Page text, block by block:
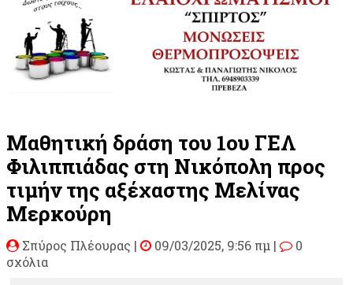
Μαθητική δράση του 1ου ΓΕΛ
Φιλιππιάδας στη Νικόπολη προς
τιμήν της αξέχαστης Μελίνας
Μερκούρη
Σπύρος Πλέουρας | 09/03/2025, 9:56 πμ |
0
σχόλια